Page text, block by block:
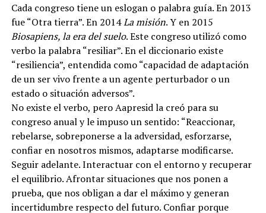
Cada congreso tiene un eslogan o palabra guía. En 2013
fue “Otra tierra”. En 2014La misión. Y en 2015
Biosapiens, la era del suelo. Este congreso utilizó como
verbo la palabra “resiliar”. En el diccionario existe
“resiliencia”, entendida como “capacidad de adaptación
de un ser vivo frente a un agente perturbador o un
estado o situación adversos”.
No existe el verbo, pero Aapresid la creó para su
congreso anual y le impuso un sentido: “Reaccionar,
rebelarse, sobreponerse a la adversidad, esforzarse,
confiar en nosotros mismos, adaptarse modificarse.
Seguir adelante. Interactuar con el entorno y recuperar
el equilibrio. Afrontar situaciones que nos ponen a
prueba, que nos obligan a dar el máximo y generan
incertidumbre respecto del futuro. Confiar porque